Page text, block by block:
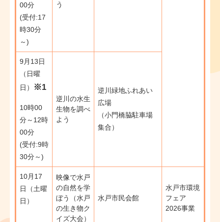
00分
(受付:17
時30分
～)
う
9月13日
（日曜
日）
※1
10時00
分～12時
00分
(受付:9時
30分～)​​​
逆川の水生
生物を調べ
よう
逆川緑地ふれあい
広場
（小門橋脇駐車場
集合）
10月17
日（土曜
日）​
映像で水戸
の自然を学
ぼう（水戸
の生き物ク
イズ大会）
水戸市民会館
水戸市環境
フェア
2026事業